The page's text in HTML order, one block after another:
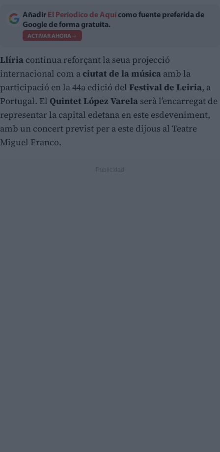
Añadir El Periodico de Aquí como fuente preferida de
Google de forma gratuita.
ACTIVAR AHORA
Llíria continua reforçant la seua projecció
internacional com aciutat de la música amb la
participació en la 44a edició del Festival de Leiria, a
Portugal. El Quintet López Varela serà l’encarregat de
representar la capital edetana en este esdeveniment,
amb un concert previst per a este dijous al Teatre
Miguel Franco.